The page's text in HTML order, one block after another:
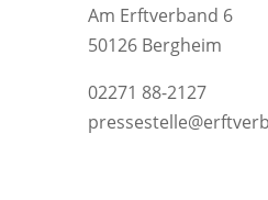
Am Erftverband 6
50126 Bergheim
02271 88-2127